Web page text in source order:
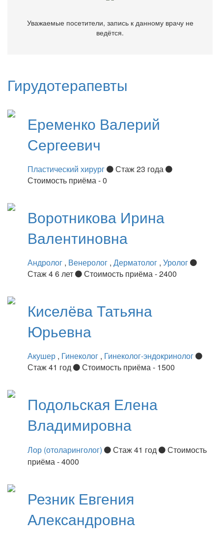
Уважаемые посетители, запись к данному врачу не
ведётся.
Гирудотерапевты
Еременко Валерий
Сергеевич
Пластический хирург
Стаж 23 года
Стоимость приёма - 0
Воротникова Ирина
Валентиновна
Андролог , Венеролог , Дерматолог , Уролог
Стаж 4 6 лет
Стоимость приёма - 2400
КиселёваТатьяна
Юрьевна
Акушер , Гинеколог , Гинеколог-эндокринолог
Стаж 41 год
Стоимость приёма - 1500
Подольская Елена
Владимировна
Лор (отоларинголог) Стаж 41 год
Стоимость
приёма - 4000
Резник Евгения
Александровна